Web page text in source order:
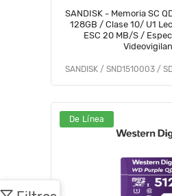
SANDISK - Memoria SC
128GB / Clase 10/ U1
ESC 20 MB/S /
SANDISK / SND1510003 /
De Línea